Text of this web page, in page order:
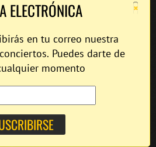
×
ELECTRÓNICA
en tu correo nuestra
Puedes darte de
momento